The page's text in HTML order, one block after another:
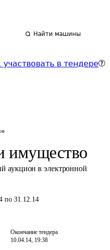
Найти машины
участвовать в тендере
имущество
аукцион в электронной
по 31.12.14
Окончание тендера
10.04.14, 19:38